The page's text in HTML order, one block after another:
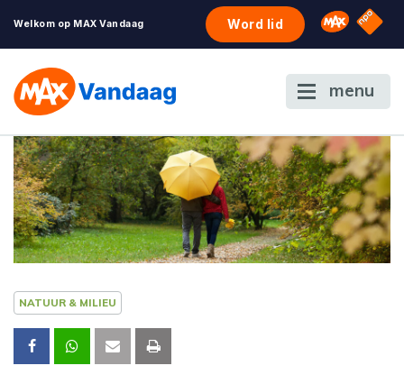
Welkom op MAX Vandaag Word lid Omroep
NPO
menu
NATUUR & MILIEU